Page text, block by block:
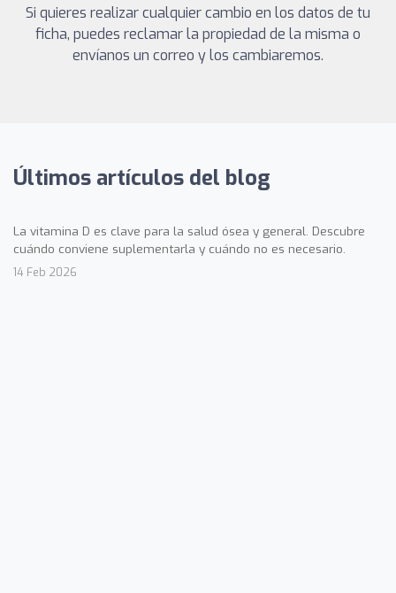
Si quieres realizar cualquier cambio en los datos de tu
ficha, puedes reclamar la propiedad de la misma o
envíanos un correo y los cambiaremos.
Últimos artículos del blog
La vitamina D es clave para la salud ósea y general. Descubre
cuándo conviene suplementarla y cuándo no es necesario.
14 Feb 2026